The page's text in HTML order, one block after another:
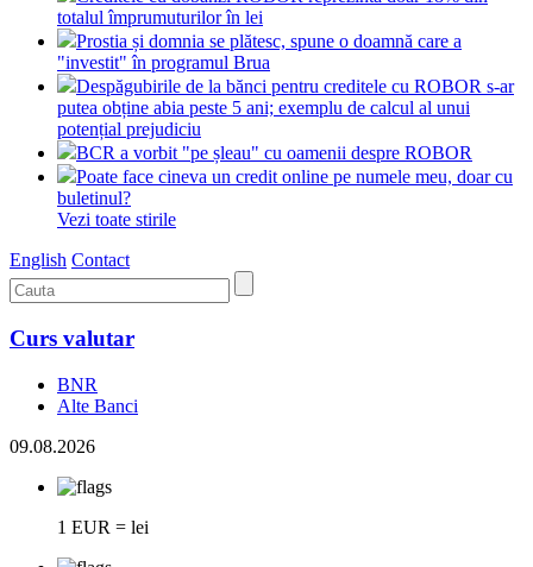
totalul împrumuturilor în lei
Prostia și domnia se plătesc, spune o doamnă care a
"investit" în programul Brua
Despăgubirile de la bănci pentru creditele cu ROBOR s-ar
putea obține abia peste 5 ani; exemplu de calcul al unui
potențial prejudiciu
BCR a vorbit "pe șleau" cu oamenii despre ROBOR
Poate face cineva un credit online pe numele meu, doar cu
buletinul?
Vezi toate stirile
English Contact
Curs valutar
BNR
Alte Banci
09.08.2026
1 EUR = lei